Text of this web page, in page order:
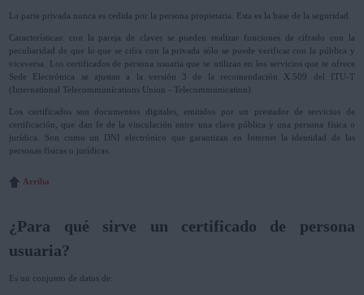
La parte privada nunca es cedida por la persona propietaria. Esta es la base de la seguridad.
Características: con la pareja de claves se pueden realizar funciones de cifrado con la
peculiaridad de que lo que se cifra con la privada sólo se puede verificar con la pública y
viceversa. Los certificados de persona usuaria que se utilizan en los servicios que te ofrece
Sede Electrónica se ajustan a la versión 3 de la recomendación X.509 del ITU-T
(International Telecommunications Union - Telecommunication).
Los certificados son documentos digitales, emitidos por un prestador de servicios de
certificación, que dan fe de la vinculación entre una clave pública y una persona física o
jurídica. Son como un DNI electrónico que garantizan en Internet la identidad de las
personas físicas o jurídicas.
Arriba
¿Para qué sirve un certificado de persona
usuaria?
Es un conjunto de datos de: